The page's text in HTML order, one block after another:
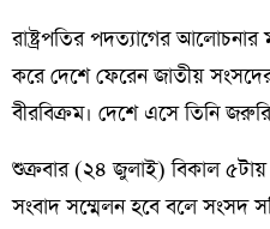
রাষ্ট্রপতির পদত্যাগের
করে দেশে ফেরেন জাতীয়
বীরবিক্রম। দেশে এসে তিনি
শুক্রবার (২৪ জুলাই) বিকাল
সংবাদ সম্মেলন হবে বলে সংসদ